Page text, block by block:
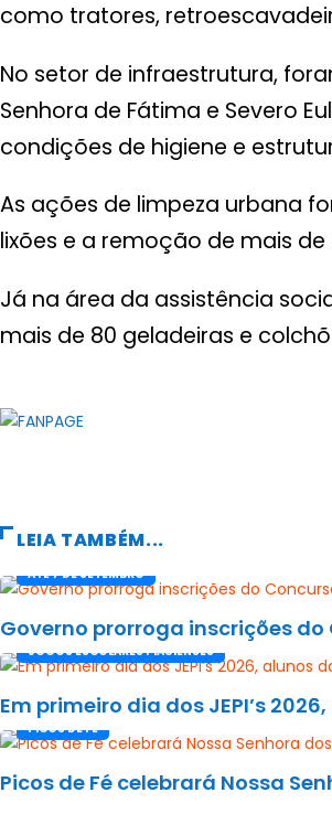
como tratores,
No setor de infraestrutura,
Senhora de Fátima e Severo
condições de higiene e
As ações de limpeza urbana
lixões e a remoção de mais
Já na área da assistência
mais de 80 geladeiras e
LEIA TAMBÉM...
ATÉ 7 DE SETEMBRO
Governo prorroga inscrições
JOGOS ESCOLARES PIAUIENSES
Em primeiro dia dos JEPI’s
PICOS DE FÉ
Picos de Fé celebrará Nossa